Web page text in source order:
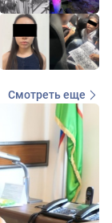
Смотреть еще